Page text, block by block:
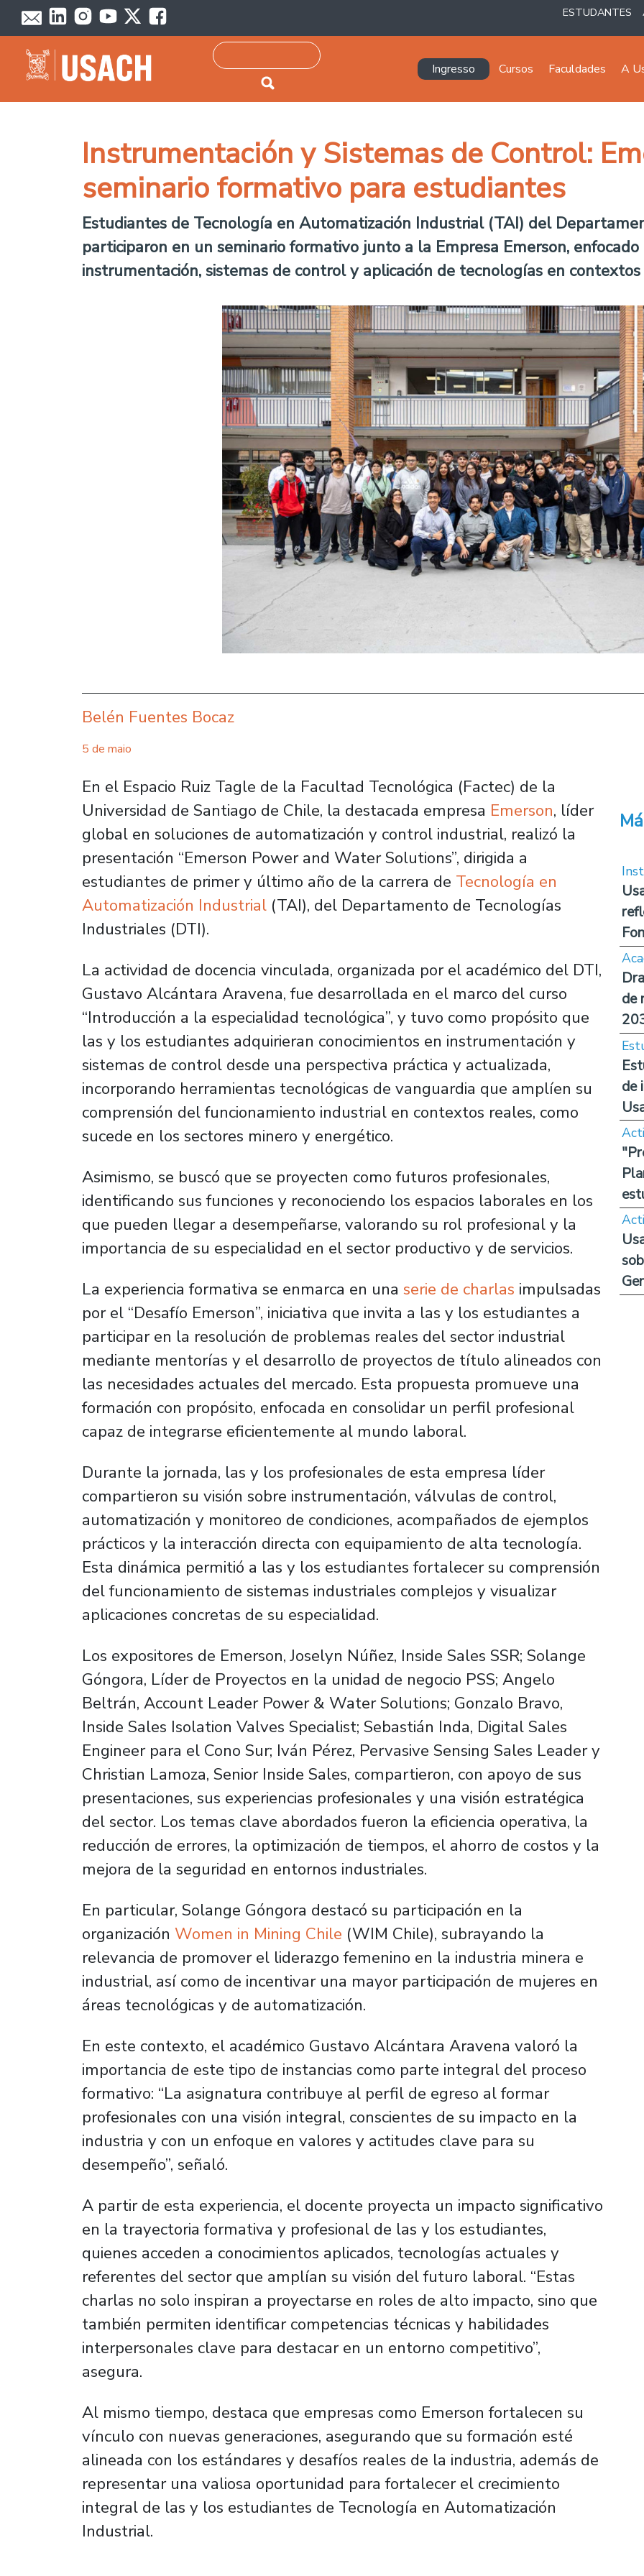
Passar para o conteúdo principal ESTUDANTES
Pesquisar
Navegación principal
Ingresso Cursos Faculdades A
Instrumentación y Sistemas de Control:
seminario formativo para estudiantes
Estudiantes de Tecnología en Automatización Industrial (TAI) del
participaron en un seminario formativo junto a la Empresa Emerson,
instrumentación, sistemas de control y aplicación de tecnologías en
Belén Fuentes Bocaz
5 de maio
En el Espacio Ruiz Tagle de la Facultad Tecnológica (Factec) de la
Universidad de Santiago de Chile, la destacada empresa Emerson, líder
global en soluciones de automatización y control industrial, realizó la
presentación “Emerson Power and Water Solutions”, dirigida a
estudiantes de primer y último año de la carrera de Tecnología en
Automatización Industrial (TAI), del Departamento de Tecnologías
Industriales (DTI).
La actividad de docencia vinculada, organizada por el académico del DTI,
Gustavo Alcántara Aravena, fue desarrollada en el marco del curso
“Introducción a la especialidad tecnológica”, y tuvo como propósito que
las y los estudiantes adquirieran conocimientos en instrumentación y
sistemas de control desde una perspectiva práctica y actualizada,
incorporando herramientas tecnológicas de vanguardia que amplíen su
comprensión del funcionamiento industrial en contextos reales, como
sucede en los sectores minero y energético.
Asimismo, se buscó que se proyecten como futuros profesionales,
identificando sus funciones y reconociendo los espacios laborales en los
que pueden llegar a desempeñarse, valorando su rol profesional y la
importancia de su especialidad en el sector productivo y de servicios.
La experiencia formativa se enmarca en una serie de charlas impulsadas
por el “Desafío Emerson”, iniciativa que invita a las y los estudiantes a
participar en la resolución de problemas reales del sector industrial
mediante mentorías y el desarrollo de proyectos de título alineados con
las necesidades actuales del mercado. Esta propuesta promueve una
formación con propósito, enfocada en consolidar un perfil profesional
capaz de integrarse eficientemente al mundo laboral.
Durante la jornada, las y los profesionales de esta empresa líder
compartieron su visión sobre instrumentación, válvulas de control,
automatización y monitoreo de condiciones, acompañados de ejemplos
prácticos y la interacción directa con equipamiento de alta tecnología.
Esta dinámica permitió a las y los estudiantes fortalecer su comprensión
del funcionamiento de sistemas industriales complejos y visualizar
aplicaciones concretas de su especialidad.
Los expositores de Emerson, Joselyn Núñez, Inside Sales SSR; Solange
Góngora, Líder de Proyectos en la unidad de negocio PSS; Angelo
Beltrán, Account Leader Power & Water Solutions; Gonzalo Bravo,
Inside Sales Isolation Valves Specialist; Sebastián Inda, Digital Sales
Engineer para el Cono Sur; Iván Pérez, Pervasive Sensing Sales Leader y
Christian Lamoza, Senior Inside Sales, compartieron, con apoyo de sus
presentaciones, sus experiencias profesionales y una visión estratégica
del sector. Los temas clave abordados fueron la eficiencia operativa, la
reducción de errores, la optimización de tiempos, el ahorro de costos y la
mejora de la seguridad en entornos industriales.
En particular, Solange Góngora destacó su participación en la
organización Women in Mining Chile (WIM Chile), subrayando la
relevancia de promover el liderazgo femenino en la industria minera e
industrial, así como de incentivar una mayor participación de mujeres en
áreas tecnológicas y de automatización.
En este contexto, el académico Gustavo Alcántara Aravena valoró la
importancia de este tipo de instancias como parte integral del proceso
formativo: “La asignatura contribuye al perfil de egreso al formar
profesionales con una visión integral, conscientes de su impacto en la
industria y con un enfoque en valores y actitudes clave para su
desempeño”, señaló.
A partir de esta experiencia, el docente proyecta un impacto significativo
en la trayectoria formativa y profesional de las y los estudiantes,
quienes acceden a conocimientos aplicados, tecnologías actuales y
referentes del sector que amplían su visión del futuro laboral. “Estas
charlas no solo inspiran a proyectarse en roles de alto impacto, sino que
también permiten identificar competencias técnicas y habilidades
interpersonales clave para destacar en un entorno competitivo”,
asegura.
Al mismo tiempo, destaca que empresas como Emerson fortalecen su
vínculo con nuevas generaciones, asegurando que su formación esté
alineada con los estándares y desafíos reales de la industria, además de
representar una valiosa oportunidad para fortalecer el crecimiento
integral de las y los estudiantes de Tecnología en Automatización
Industrial.
de
de